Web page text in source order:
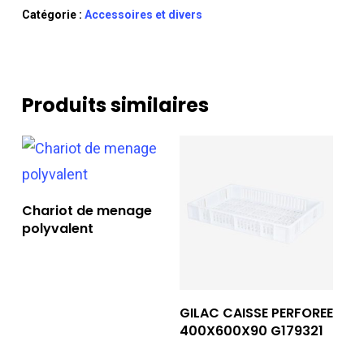
Catégorie : Accessoires et divers
Produits similaires
Lire La Suite
Chariot de menage
polyvalent
Lire La Suite
GILAC CAISSE PERFOREE
400X600X90 G179321